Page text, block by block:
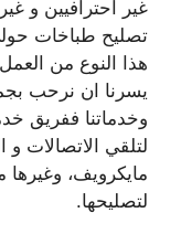
غير احترافيين و
تصليح طباخات
هذا النوع من العمل
يسرنا ان نرحب
وخدماتنا ففريق
لتلقي الاتصالات
مايكرويف، وغيرها
لتصليحها.